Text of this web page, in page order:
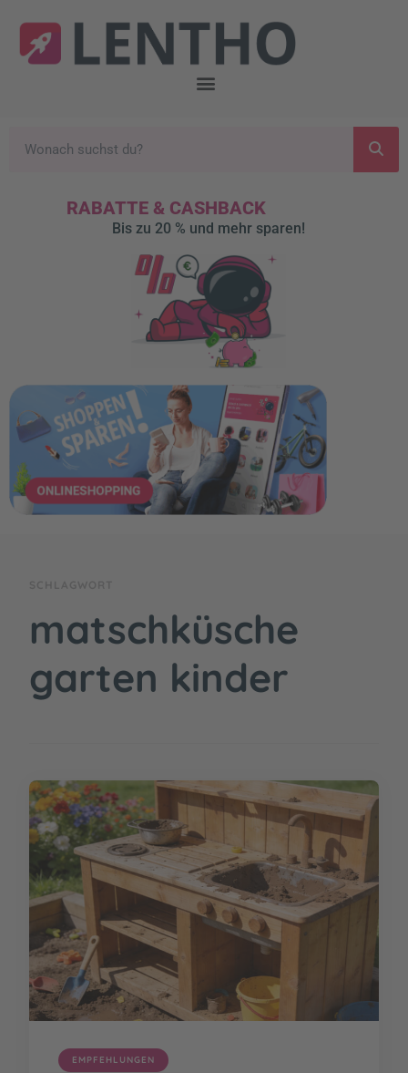
RABATTE & CASHBACK
Bis zu 20 % und mehr sparen!
matschküsche
garten kinder
EMPFEHLUNGEN